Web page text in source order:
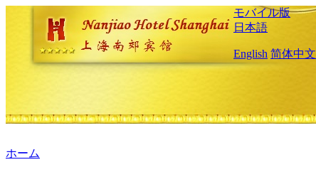
モバイル版
日本語
English 简体中文
ホーム